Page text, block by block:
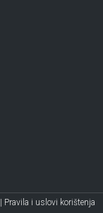
Pravila i uslovi korištenja